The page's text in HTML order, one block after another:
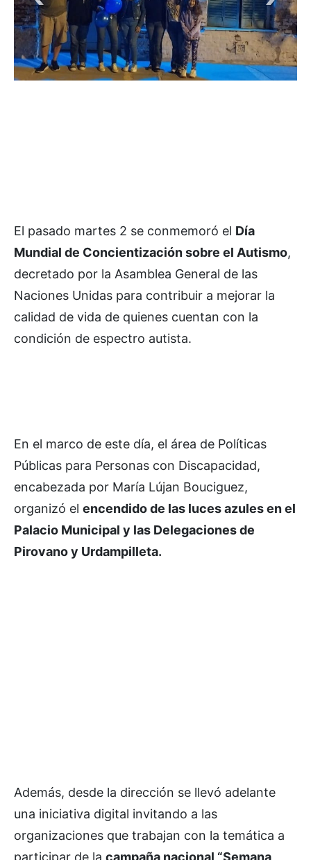
El pasado martes 2 se conmemoró el Día
Mundial de Concientización sobre el Autismo,
decretado por la Asamblea General de las
Naciones Unidas para contribuir a mejorar la
calidad de vida de quienes cuentan con la
condición de espectro autista.
En el marco de este día, el área de Políticas
Públicas para Personas con Discapacidad,
encabezada por María Lújan Bouciguez,
organizó el encendido de las luces azules en el
Palacio Municipal y las Delegaciones de
Pirovano y Urdampilleta.
Además, desde la dirección se llevó adelante
una iniciativa digital invitando a las
organizaciones que trabajan con la temática a
participar de la campaña nacional “Semana